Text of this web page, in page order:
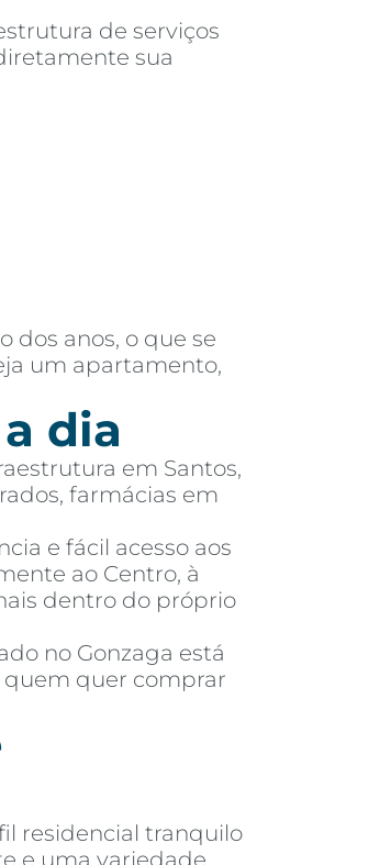
de serviços
sua
anos, o que se
um apartamento,
dia
em Santos,
farmácias em
e fácil acesso aos
ao Centro, à
dentro do próprio
no Gonzaga está
quem quer comprar
residencial tranquilo
e uma variedade